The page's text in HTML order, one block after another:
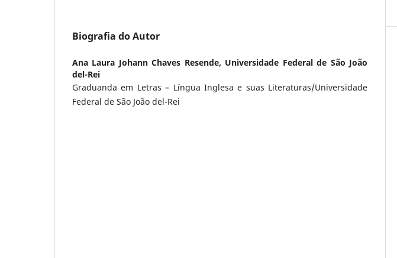
Biografia do Autor
Ana Laura Johann Chaves Resende, Universidade Federal de São João
del-Rei
Graduanda em Letras – Língua Inglesa e suas Literaturas/Universidade
Federal de São João del-Rei